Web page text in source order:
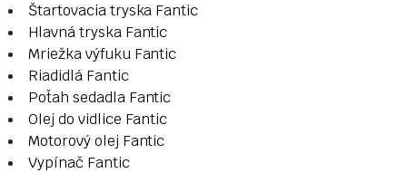
Štartovacia tryska Fantic
Hlavná tryska Fantic
Mriežka výfuku Fantic
Riadidlá Fantic
Poťah sedadla Fantic
Olej do vidlice Fantic
Motorový olej Fantic
Vypínač Fantic